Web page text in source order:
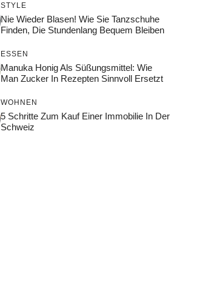
STYLE
Nie Wieder Blasen! Wie Sie Tanzschuhe
Finden, Die Stundenlang Bequem Bleiben
ESSEN
Manuka Honig Als Süßungsmittel: Wie
Man Zucker In Rezepten Sinnvoll Ersetzt
WOHNEN
5 Schritte Zum Kauf Einer Immobilie In Der
Schweiz